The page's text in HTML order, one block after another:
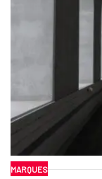
MARQUES